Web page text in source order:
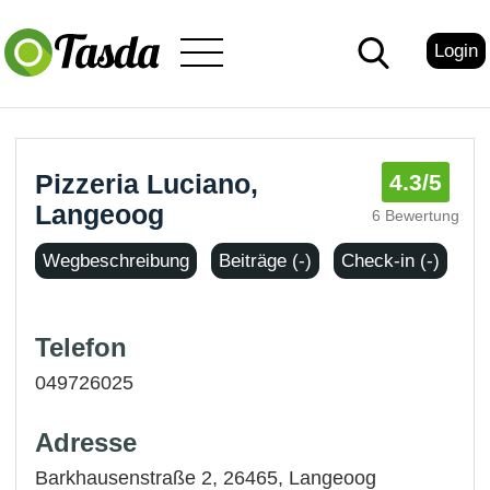
Login
Pizzeria Luciano,
Langeoog
4.3/5
6 Bewertung
Wegbeschreibung Beiträge (-) Check-in (-)
Telefon
049726025
Adresse
Barkhausenstraße 2, 26465, Langeoog